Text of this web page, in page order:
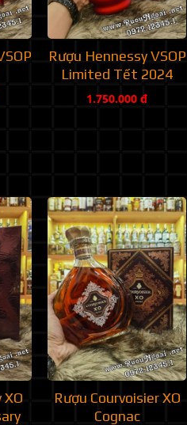
Rượu Hennessy VSOP
Limited Tết 2024
1.750.000 đ
Rượu Courvoisier XO
Cognac